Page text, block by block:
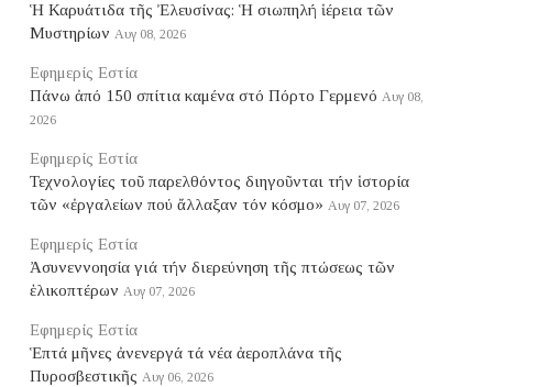
Ἡ Καρυάτιδα τῆς Ἐλευσίνας: Ἡ σιωπηλή ἱέρεια τῶν
Μυστηρίων Αυγ 08, 2026
Εφημερίς Εστία
Πάνω ἀπό 150 σπίτια καμένα στό Πόρτο Γερμενό Αυγ 08,
2026
Εφημερίς Εστία
Τεχνολογίες τοῦ παρελθόντος διηγοῦνται τήν ἱστορία
τῶν «ἐργαλείων πού ἄλλαξαν τόν κόσμο» Αυγ 07, 2026
Εφημερίς Εστία
Ἀσυνεννοησία γιά τήν διερεύνηση τῆς πτώσεως τῶν
ἑλικοπτέρων Αυγ 07, 2026
Εφημερίς Εστία
Ἑπτά μῆνες ἀνενεργά τά νέα ἀεροπλάνα τῆς
Πυροσβεστικῆς Αυγ 06, 2026